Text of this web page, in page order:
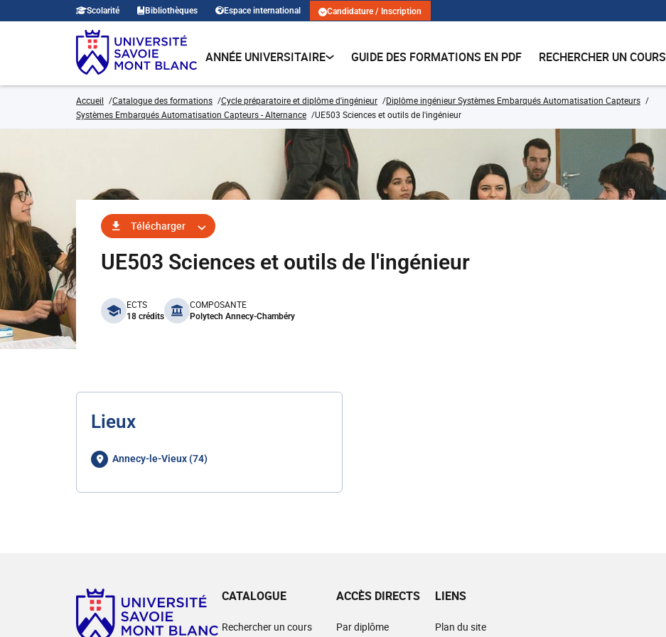
Scolarité Bibliothèques Espace international Candidature / Inscription
ANNÉE UNIVERSITAIRE GUIDE DES FORMATIONS EN PDF RECHERCHER UN COURS
Accueil Catalogue des formations Cycle préparatoire et diplôme d'ingénieur
Diplôme ingénieur Systèmes Embarqués Automatisation Capteurs
Systèmes Embarqués Automatisation Capteurs - Alternance
UE503 Sciences et outils de l'ingénieur
Télécharger
UE503 Sciences et outils de l'ingénieur
benefits
ECTS
18 crédits
COMPOSANTE
Polytech Annecy-Chambéry
Lieux
Annecy-le-Vieux (74)
CATALOGUE
Rechercher un cours
ACCÈS DIRECTS
Par diplôme
LIENS
Plan du site